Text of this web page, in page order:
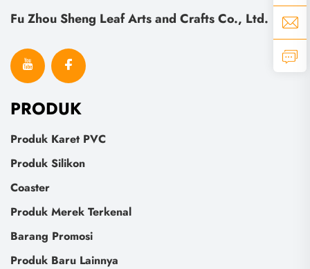
Fu Zhou Sheng Leaf Arts and Crafts Co., Ltd.
PRODUK
Produk Karet PVC
Produk Silikon
Coaster
Produk Merek Terkenal
Barang Promosi
Produk Baru Lainnya